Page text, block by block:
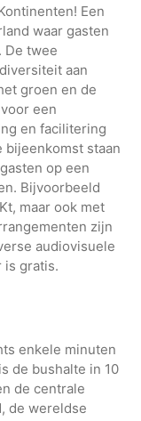
Een
waar gasten
De twee
aan
groen en de
een
en facilitering
bijeenkomst staan
op een
Bijvoorbeeld
maar ook met
zijn
audiovisuele
is gratis.
enkele minuten
de bushalte in 10
de centrale
de wereldse